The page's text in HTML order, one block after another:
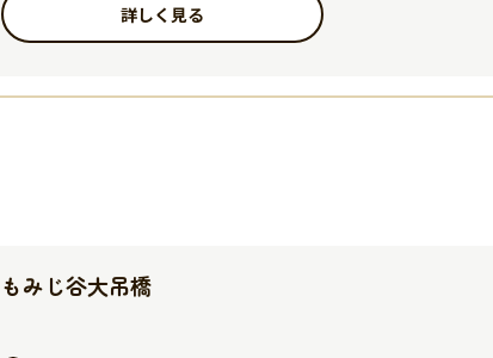
詳しく見る
もみじ谷大吊橋